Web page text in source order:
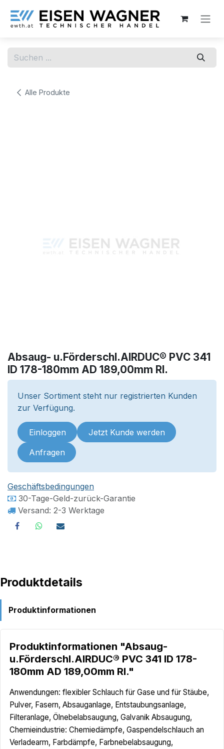
Alle Produkte
Absaug- u.Förderschl.AIRDUC® PVC 341
ID 178-180mm AD 189,00mm Rl.
Unser Sortiment steht nur registrierten Kunden
zur Verfügung.
Einloggen Jetzt Kunde werden
Anfragen
Geschäftsbedingungen
30-Tage-Geld-zurück-Garantie
Versand: 2-3 Werktage
Produktdetails
Produktinformationen
Produktinformationen "Absaug-
u.Förderschl.AIRDUC® PVC 341 ID 178-
180mm AD 189,00mm Rl."
Anwendungen: flexibler Schlauch für Gase und für Stäube,
Pulver, Fasern, Absauganlage, Entstaubungsanlage,
Filteranlage, Ölnebelabsaugung, Galvanik Absaugung,
Chemieindustrie: Chemiedämpfe, Gaspendelschlauch an
Verladearm, Farbdämpfe, Farbnebelabsaugung,